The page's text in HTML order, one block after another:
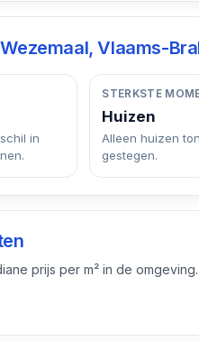
Wezemaal, Vlaams-
in
STERKSTE
Huizen
Alleen huizen
gestegen.
prijs per m² in de omgeving.